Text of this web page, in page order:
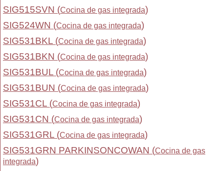
SIG515SVN (Cocina de gas integrada)
SIG524WN (Cocina de gas integrada)
SIG531BKL (Cocina de gas integrada)
SIG531BKN (Cocina de gas integrada)
SIG531BUL (Cocina de gas integrada)
SIG531BUN (Cocina de gas integrada)
SIG531CL (Cocina de gas integrada)
SIG531CN (Cocina de gas integrada)
SIG531GRL (Cocina de gas integrada)
SIG531GRN PARKINSONCOWAN (Cocina de gas
integrada)